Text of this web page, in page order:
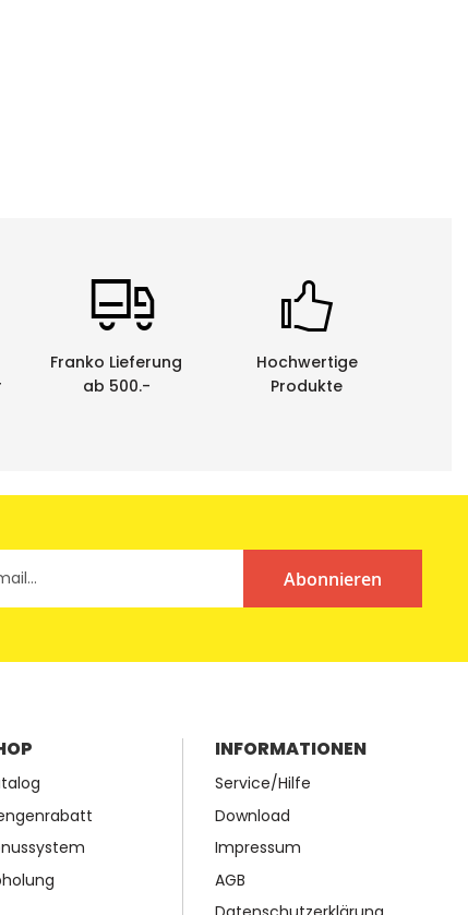
Franko Lieferung
ab 500.-
Hochwertige
Produkte
Abonnieren
INFORMATIONEN
Service/Hilfe
Download
Impressum
AGB